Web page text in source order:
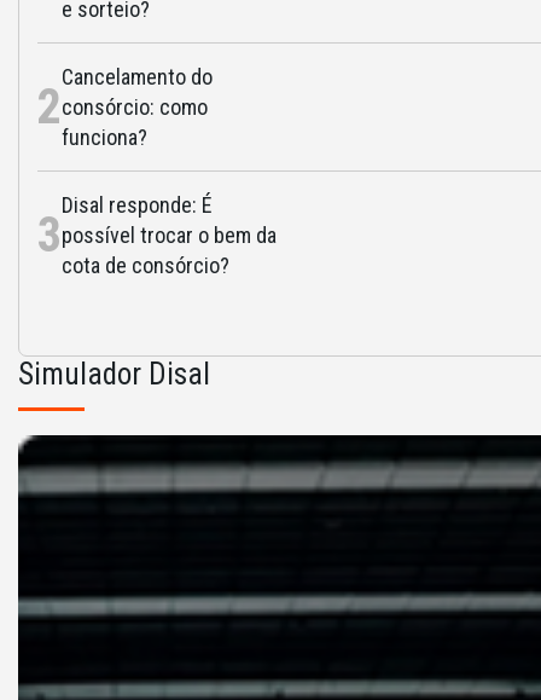
e sorteio?
2
Cancelamento do
consórcio: como
funciona?
3
Disal responde: É
possível trocar o bem da
cota de consórcio?
Simulador Disal